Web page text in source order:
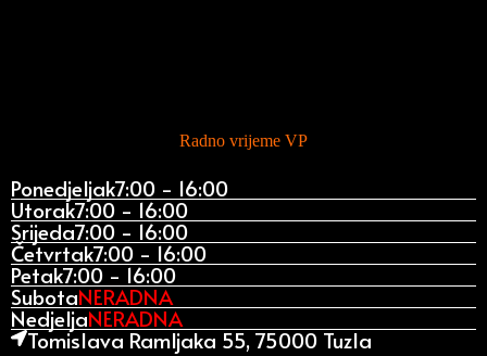
Radno vrijeme VP
Ponedjeljak7:00 - 16:00
Utorak7:00 - 16:00
Srijeda7:00 - 16:00
Četvrtak7:00 - 16:00
Petak7:00 - 16:00
SubotaNERADNA
NedjeljaNERADNA
Tomislava Ramljaka 55, 75000 Tuzla